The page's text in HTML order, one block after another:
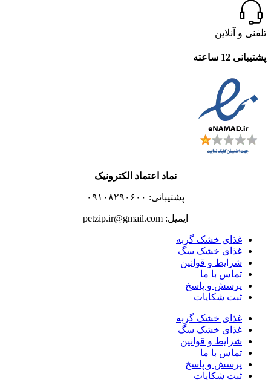
تلفنی و آنلاین
پشتیبانی 12 ساعته
نماد اعتماد الکترونیک
پشتیبانی: ۰۹۱۰۸۲۹۰۶۰۰
ایمیل: petzip.ir@gmail.com
غذای خشک گربه
غذای خشک سگ
شرایط و قوانین
تماس با ما
پرسش و پاسخ
ثبت شکایات
غذای خشک گربه
غذای خشک سگ
شرایط و قوانین
تماس با ما
پرسش و پاسخ
ثبت شکایات